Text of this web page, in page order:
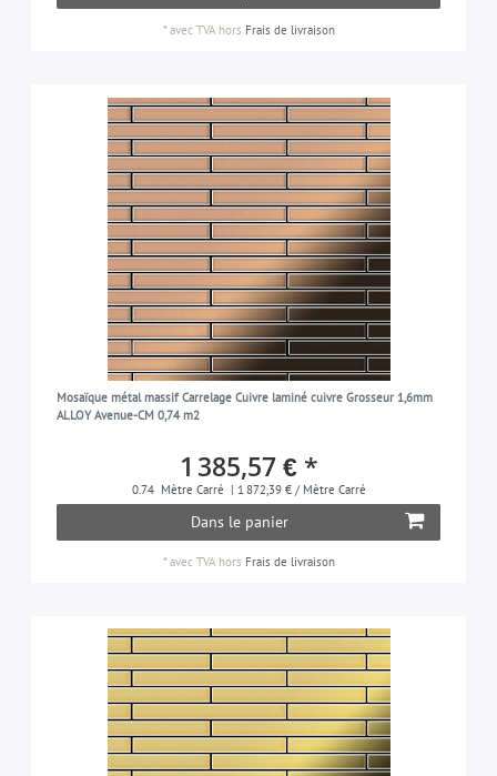
*avec TVAhors Frais de livraison
Mosaïque métal massif Carrelage Cuivre laminé cuivre Grosseur 1,6mm
ALLOY Avenue-CM 0,74 m2
1 385,57 € *
0.74 Mètre Carré | 1 872,39 € / Mètre Carré
Dans le panier
*avec TVAhors Frais de livraison